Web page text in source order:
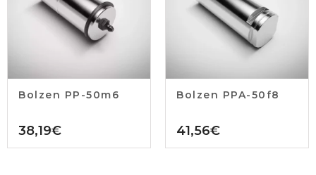
Bolzen PP-50m6
38,19€
Bolzen PPA-50f8
41,56€